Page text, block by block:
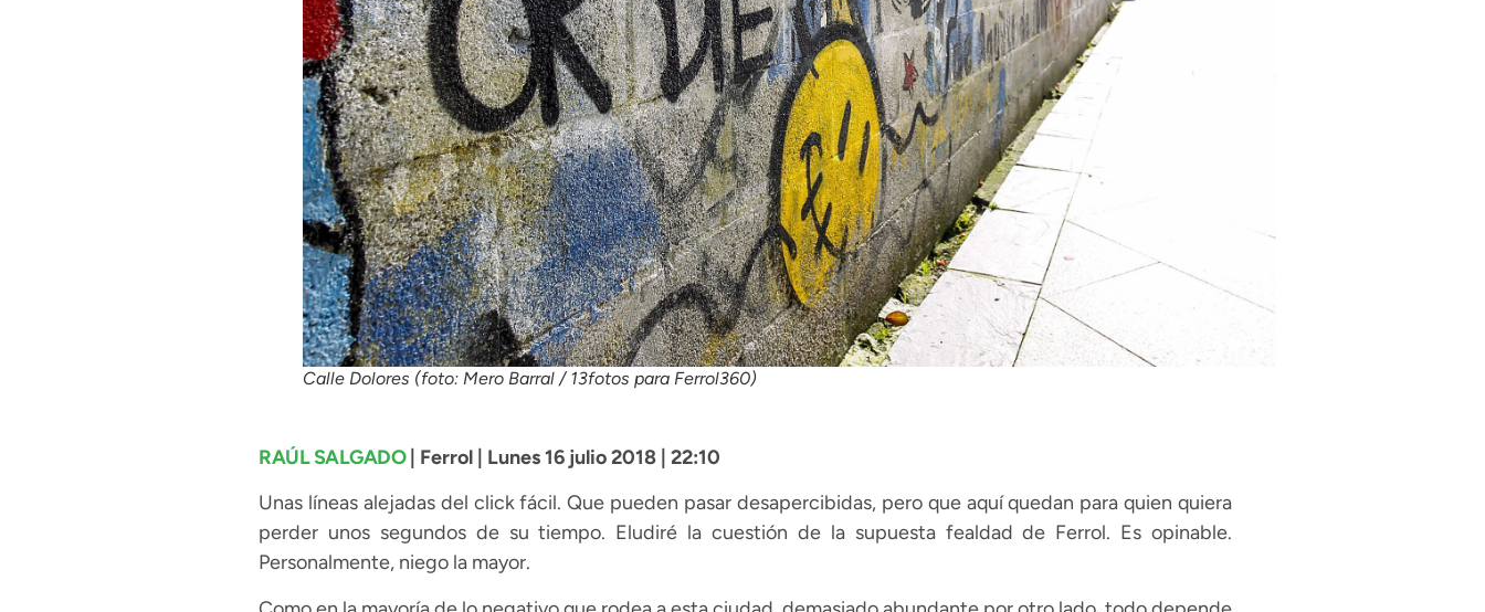
Calle Dolores (foto: Mero Barral / 13fotos para Ferrol360)
RAÚL SALGADO| Ferrol | Lunes 16 julio 2018 | 22:10
Unas líneas alejadas del click fácil. Que pueden pasar desapercibidas, pero que aquí quedan para quien quiera
perder unos segundos de su tiempo. Eludiré la cuestión de la supuesta fealdad de Ferrol. Es opinable.
Personalmente, niego la mayor.